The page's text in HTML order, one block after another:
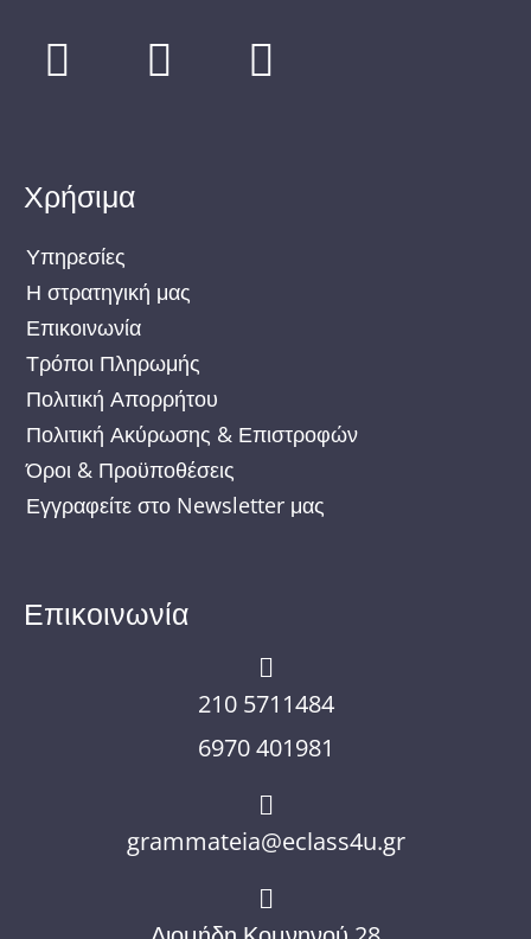
F
a
e
b
o
o
k
I
n
r
a
m
T
w
Χρήσιμα
Υπηρεσίες
Η στρατηγική μας
Επικοινωνία
Τρόποι Πληρωμής
Πολιτική Απορρήτου
Πολιτική Ακύρωσης & Επιστροφών
Όροι & Προϋποθέσεις
Εγγραφείτε στο Newsletter μας
Επικοινωνία
210 5711484
6970 401981
grammateia@eclass4u.gr